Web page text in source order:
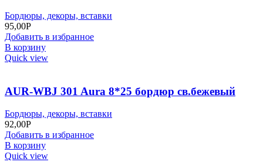
Бордюры, декоры, вставки
95,00Р
Добавить в избранное
В корзину
Quick view
AUR-WBJ 301 Aura 8*25 бордюр св.бежевый
Бордюры, декоры, вставки
92,00Р
Добавить в избранное
В корзину
Quick view